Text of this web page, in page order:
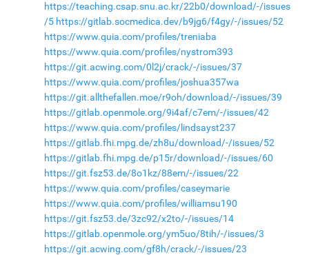
https://teaching.csap.snu.ac.kr/22b0/download/-/issues
/5 https://gitlab.socmedica.dev/b9jg6/f4gy/-/issues/52
https://www.quia.com/profiles/treniaba
https://www.quia.com/profiles/nystrom393
https://git.acwing.com/0l2j/crack/-/issues/37
https://www.quia.com/profiles/joshua357wa
https://git.allthefallen.moe/r9oh/download/-/issues/39
https://gitlab.openmole.org/9i4af/c7em/-/issues/42
https://www.quia.com/profiles/lindsayst237
https://gitlab.fhi.mpg.de/zh8u/download/-/issues/52
https://gitlab.fhi.mpg.de/p15r/download/-/issues/60
https://git.fsz53.de/8o1kz/88em/-/issues/22
https://www.quia.com/profiles/caseymarie
https://www.quia.com/profiles/williamsu190
https://git.fsz53.de/3zc92/x2to/-/issues/14
https://gitlab.openmole.org/ym5uo/8tih/-/issues/3
https://git.acwing.com/gf8h/crack/-/issues/23